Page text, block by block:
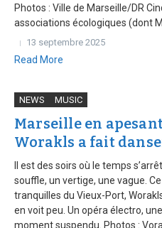
Photos : Ville de Marseille/DR
associations écologiques (dont
13 septembre 2025
Read More
NEWS MUSIC
Marseille en
Worakls a fait
Il est des soirs où le temps
souffle, un vertige, une vague.
tranquilles du Vieux-Port,
en voit peu. Un opéra électro,
moment suspendu. Photos :